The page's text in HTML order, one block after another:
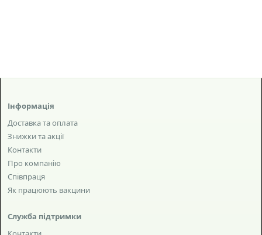
Інформація
Доставка та оплата
Знижки та акції
Контакти
Про компанію
Співпраця
Як працюють вакцини
Служба підтримки